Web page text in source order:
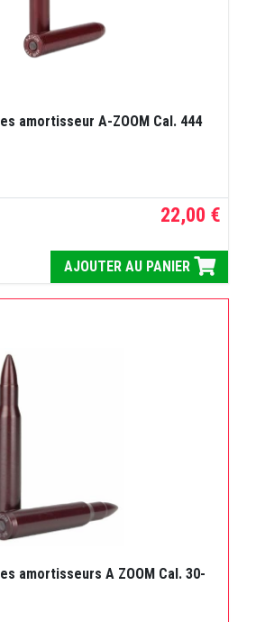
amortisseur A-ZOOM Cal. 444
22,00 €
AJOUTER AU PANIER
amortisseurs A ZOOM Cal. 30-